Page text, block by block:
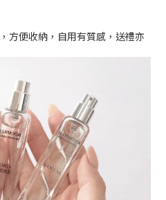
，方便收納，自用有質感，送禮亦